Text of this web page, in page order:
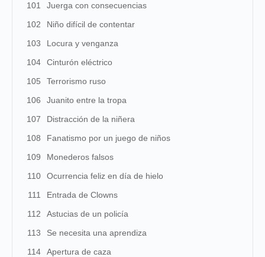
101
Juerga con consecuencias
102
Niño difícil de contentar
103
Locura y venganza
104
Cinturón eléctrico
105
Terrorismo ruso
106
Juanito entre la tropa
107
Distracción de la niñera
108
Fanatismo por un juego de niños
109
Monederos falsos
110
Ocurrencia feliz en día de hielo
111
Entrada de Clowns
112
Astucias de un policía
113
Se necesita una aprendiza
114
Apertura de caza